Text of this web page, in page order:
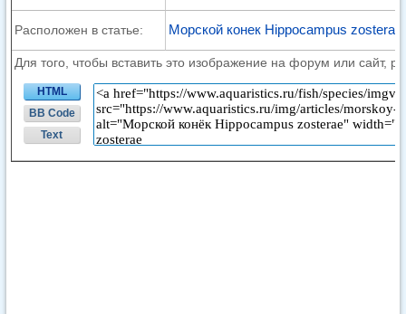
Расположен в статье: Морской конек Hippocampus
Для того, чтобы вставить это изображение на форум или сайт,
HTML
BB Code
Text